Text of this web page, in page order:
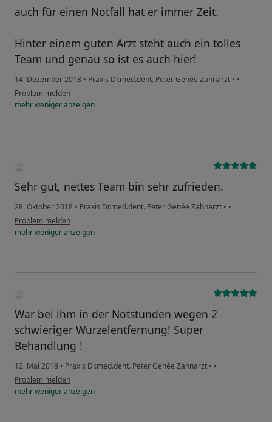
auch für einen Notfall hat er immer Zeit.
Hinter einem guten Arzt steht auch ein tolles
Team und genau so ist es auch hier!
14. Dezember 2018 • Praxis Dr.med.dent. Peter Genée Zahnarzt • •
Problem melden
mehrwenigeranzeigen
Sehr gut, nettes Team bin sehr zufrieden.
28. Oktober 2018 • Praxis Dr.med.dent. Peter Genée Zahnarzt • •
Problem melden
mehrwenigeranzeigen
War bei ihm in der Notstunden wegen 2
schwieriger Wurzelentfernung! Super
Behandlung !
12. Mai 2018 • Praxis Dr.med.dent. Peter Genée Zahnarzt • •
Problem melden
mehrwenigeranzeigen